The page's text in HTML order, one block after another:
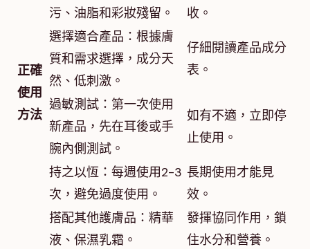
正確
使用
方法
污、油脂和彩妝殘留。
收。
選擇適合產品：根據膚
質和需求選擇，成分天
然、低刺激。
仔細閱讀產品成分
表。
過敏測試：第一次使用
新產品，先在耳後或手
腕內側測試。
如有不適，立即停
止使用。
持之以恆：每週使用2-3
次，避免過度使用。
長期使用才能見
效。
搭配其他護膚品：精華
液、保濕乳霜。
發揮協同作用，鎖
住水分和營養。